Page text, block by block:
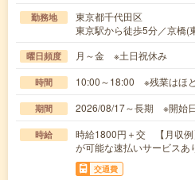
勤務地
東京都千代田区
東京駅から徒歩5分／京橋(
曜日頻度 月～金 ※土日祝休み
時間 10:00～18:00 ※残業はほ
期間 2026/08/17～長期 ※開始
時給
時給1800円＋交 【月収
が可能な速払いサービスあ
交通費